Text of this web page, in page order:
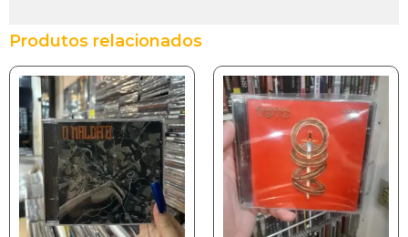
Produtos relacionados